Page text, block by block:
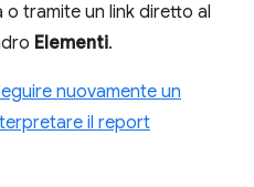
o tramite un link diretto al
Elementi.
nuovamente un
il report